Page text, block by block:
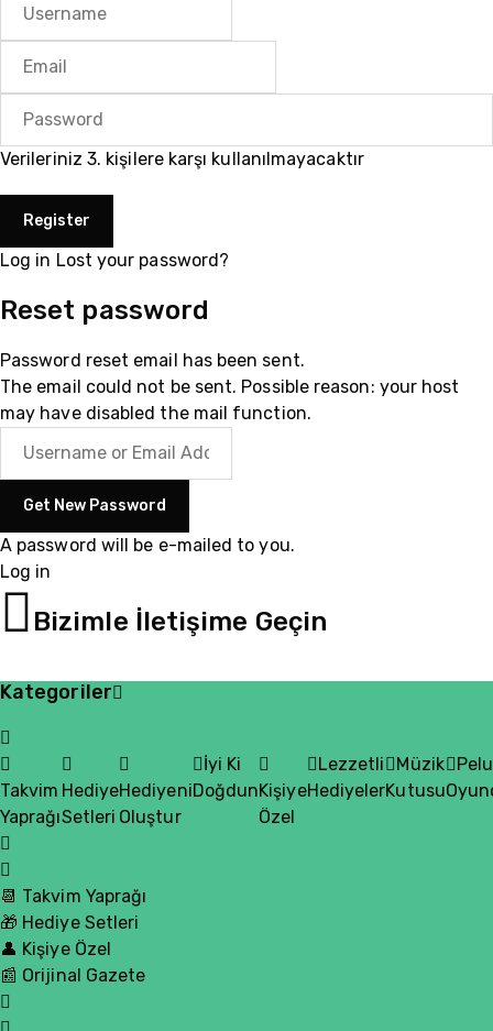
Verileriniz 3. kişilere karşı kullanılmayacaktır
Log in Lost your password?
Reset password
Password reset email has been sent.
The email could not be sent. Possible reason: your host
may have disabled the mail function.
A password will be e-mailed to you.
Log in
Bizimle İletişime Geçin
Kategoriler
Takvim
Yaprağı
Hediye
Setleri
Hediyeni
Oluştur
İyi Ki
DoğdunKişiye
Özel
Lezzetli
Hediyeler
Müzik
Kutusu
📆 Takvim Yaprağı
🎁 Hediye Setleri
👤 Kişiye Özel
📰 Orijinal Gazete